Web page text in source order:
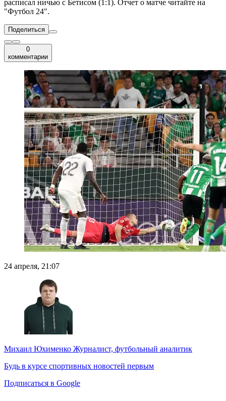
расписал ничью с Бетисом (1:1). Отчет о матче читайте на
"Футбол 24".
Поделиться
0
комментарии
24 апреля, 21:07
Михаил Юхименко Журналист, футбольный аналитик
Будь в курсе спортивных новостей первым
Подписаться в Google